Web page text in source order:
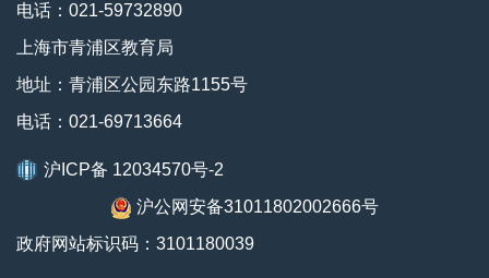
电话：021-59732890
上海市青浦区教育局
地址：青浦区公园东路1155号
电话：021-69713664
沪ICP备 12034570号-2
沪公网安备31011802002666号
政府网站标识码：3101180039